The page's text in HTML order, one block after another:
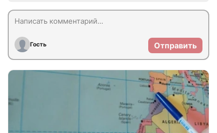
Гость Отправить